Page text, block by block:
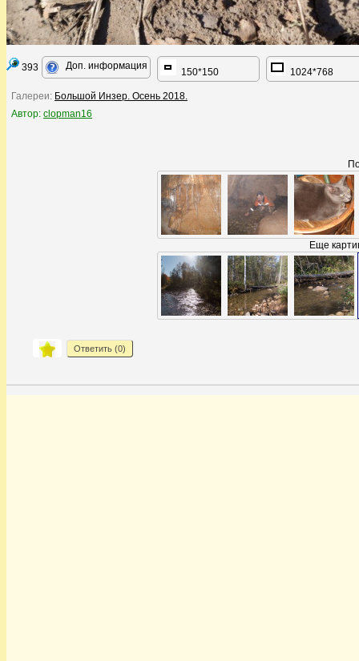
393 Доп. информация
150*150 1024*768
Галереи: Большой Инзер. Осень 2018.
Автор: clopman16
Еще
Ответить (0)